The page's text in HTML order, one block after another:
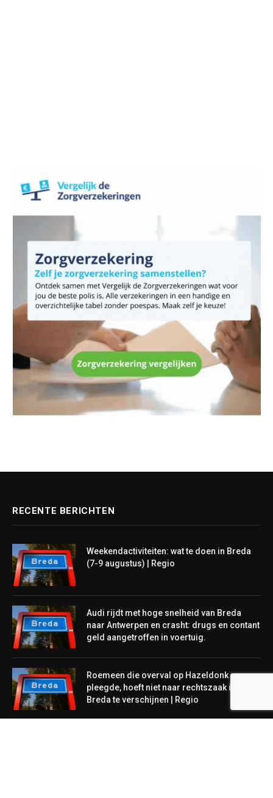
RECENTE BERICHTEN
Weekendactiviteiten: wat te doen in Breda
(7-9 augustus) | Regio
Audi rijdt met hoge snelheid van Breda
naar Antwerpen en crasht: drugs en contant
geld aangetroffen in voertuig.
Roemeen die overval op Hazeldonk
pleegde, hoeft niet naar rechtszaak in
Breda te verschijnen | Regio